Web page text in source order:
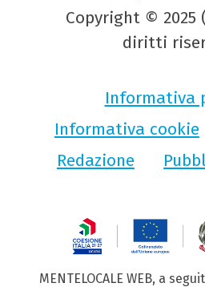
Copyright © 2025
diritti
Informativa
Informativa cookie
Redazione
MENTELOCALE WEB, a